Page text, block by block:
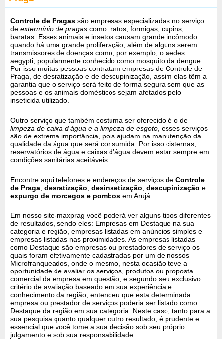
Controle de Pragas são empresas especializadas no serviço
deextermínio de pragas como: ratos, formigas, cupins,
baratas. Esses animais e insetos causam grande incômodo
quando há uma grande proliferação, além de alguns serem
transmissores de doenças como, por exemplo, o aedes
aegypti, popularmente conhecido como mosquito da dengue.
Por isso muitas pessoas contratam empresas de Controle de
Praga, de desratização e de descupinização, assim elas têm a
garantia que o serviço será feito de forma segura sem que as
pessoas e os animais domésticos sejam afetados pelo
inseticida utilizado.
Outro serviço que também costuma ser oferecido é o de
limpeza de caixa d’água e a limpeza de esgoto , esses serviços
são de extrema importância, pois ajudam na manutenção da
qualidade da água que será consumida. Por isso cisternas,
reservatórios de água e caixas d’água devem estar sempre em
condições sanitárias aceitáveis.
Encontre aqui telefones e endereços de serviços deControle
de Praga ,desratização ,desinsetização ,descupinização e
expurgo de morcegos e pombos em Arujá
Em nosso site-maxprag você poderá ver alguns tipos diferentes
de resultados, sendo eles: Empresas em Destaque na sua
categoria e região, empresas listadas em anúncios simples e
empresas listadas nas proximidades. As empresas listadas
como Destaque são empresas ou prestadores de serviço os
quais foram efetivamente cadastradas por um de nossos
Microfranqueados, onde o mesmo, nesta ocasião teve a
oportunidade de avaliar os serviços, produtos ou proposta
comercial da empresa em questão, e segundo seu exclusivo
critério de avaliação baseado em sua experiência e
conhecimento da região, entendeu que esta determinada
empresa ou prestador de serviços poderia ser listado como
Destaque da região em sua categoria. Neste caso, tanto para a
sua pesquisa quanto qualquer outro resultado, é prudente e
essencial que você tome a sua decisão sob seu próprio
julgamento e sob sua responsabilidade.